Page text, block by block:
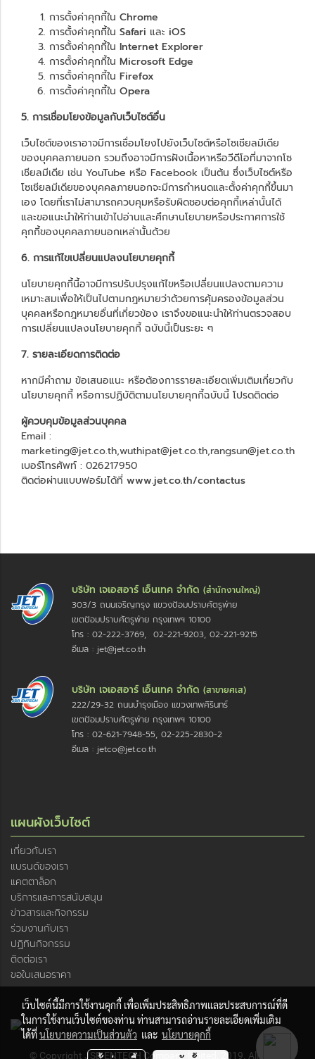
การตั้งค่าคุกกี้ใน Chrome
การตั้งค่าคุกกี้ใน Safari และ iOS
การตั้งค่าคุกกี้ใน Internet Explorer
การตั้งค่าคุกกี้ใน Microsoft Edge
การตั้งค่าคุกกี้ใน Firefox
การตั้งค่าคุกกี้ใน Opera
5. การเชื่อมโยงข้อมูลกับเว็บไซต์อื่น
เว็บไซต์ของเราอาจมีการเชื่อมโยงไปยังเว็บไซต์หรือโซเชียลมีเดีย
ของบุคคลภายนอก รวมถึงอาจมีการฝังเนื้อหาหรือวีดีโอที่มาจากโซ
เชียลมีเดีย เช่น YouTube หรือ Facebook เป็นต้น ซึ่งเว็บไซต์หรือ
โซเชียลมีเดียของบุคคลภายนอกจะมีการกำหนดและตั้งค่าคุกกี้ขึ้นมา
เอง โดยที่เราไม่สามารถควบคุมหรือรับผิดชอบต่อคุกกี้เหล่านั้นได้
และขอแนะนำให้ท่านเข้าไปอ่านและศึกษานโยบายหรือประกาศการใช้
คุกกี้ของบุคคลภายนอกเหล่านั้นด้วย
6. การแก้ไขเปลี่ยนแปลงนโยบายคุกกี้
นโยบายคุกกี้นี้อาจมีการปรับปรุงแก้ไขหรือเปลี่ยนแปลงตามความ
เหมาะสมเพื่อให้เป็นไปตามกฎหมายว่าด้วยการคุ้มครองข้อมูลส่วน
บุคคลหรือกฎหมายอื่นที่เกี่ยวข้อง เราจึงขอแนะนำให้ท่านตรวจสอบ
การเปลี่ยนแปลงนโยบายคุกกี้ ฉบับนี้เป็นระยะ ๆ
7. รายละเอียดการติดต่อ
หากมีคำถาม ข้อเสนอแนะ หรือต้องการรายละเอียดเพิ่มเติมเกี่ยวกับ
นโยบายคุกกี้ หรือการปฏิบัติตามนโยบายคุกกี้ฉบับนี้ โปรดติดต่อ
ผู้ควบคุมข้อมูลส่วนบุคคล
Email :
marketing@jet.co.th,wuthipat@jet.co.th,rangsun@jet.co.th
เบอร์โทรศัพท์ : 026217950
ติดต่อผ่านแบบฟอร์มได้ที่ www.jet.co.th/contactus
บริษัท เจเอสอาร์ เอ็นเทค จำกัด (สำนักงานใหญ่)
303/3 ถนนเจริญกรุง แขวงป้อมปราบศัตรูพ่าย
เขตป้อมปราบศัตรูพ่าย กรุงเทพฯ 10100
โทร : 02-222-3769, 02-221-9203, 02-221-9215
อีเมล : jet@jet.co.th
บริษัท เจเอสอาร์ เอ็นเทค จำกัด (สาขายศเส)
222/29-32 ถนนบำรุงเมือง แขวงเทพศิรินทร์
เขตป้อมปราบศัตรูพ่าย กรุงเทพฯ 10100
โทร : 02-621-7948-55, 02-225-2830-2
อีเมล : jetco@jet.co.th
แผนผังเว็บไซต์
เกี่ยวกับเรา
แบรนด์ของเรา
แคตตาล็อก
บริการและการสนับสนุน
ข่าวสารและกิจกรรม
ร่วมงานกับเรา
ปฏิทินกิจกรรม
ติดต่อเรา
ขอใบเสนอราคา
© Copyright JSR ENTECH Company limited, 2019. All rights
เว็บไซต์นี้มีการใช้งานคุกกี้ เพื่อเพิ่มประสิทธิภาพและประสบการณ์ที่ดี
ในการใช้งานเว็บไซต์ของท่าน ท่านสามารถอ่านรายละเอียดเพิ่มเติม
ได้ที่นโยบายความเป็นส่วนตัว และ นโยบายคุกกี้